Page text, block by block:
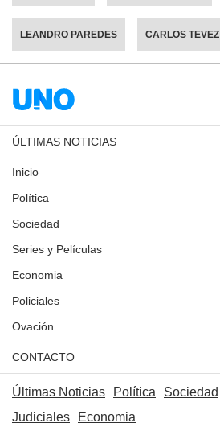
LEANDRO PAREDES CARLOS TEVEZ
ÚLTIMAS NOTICIAS
Inicio
Política
Sociedad
Series y Películas
Economia
Policiales
Ovación
CONTACTO
Últimas Noticias Política Sociedad
Judiciales
Economia